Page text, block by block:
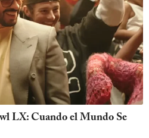
LX: Cuando el Mundo Se